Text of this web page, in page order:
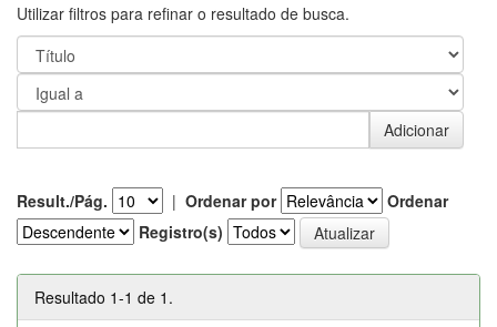
Utilizar filtros para refinar o resultado de busca.
Result./Pág. | Ordenar por
Ordenar
Registro(s)
Resultado 1-1 de 1.